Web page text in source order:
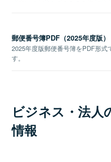
郵便番号簿PDF（2025年度版）
2025年度版郵便番号簿をPDF形式
す。
ビジネス・法人
情報